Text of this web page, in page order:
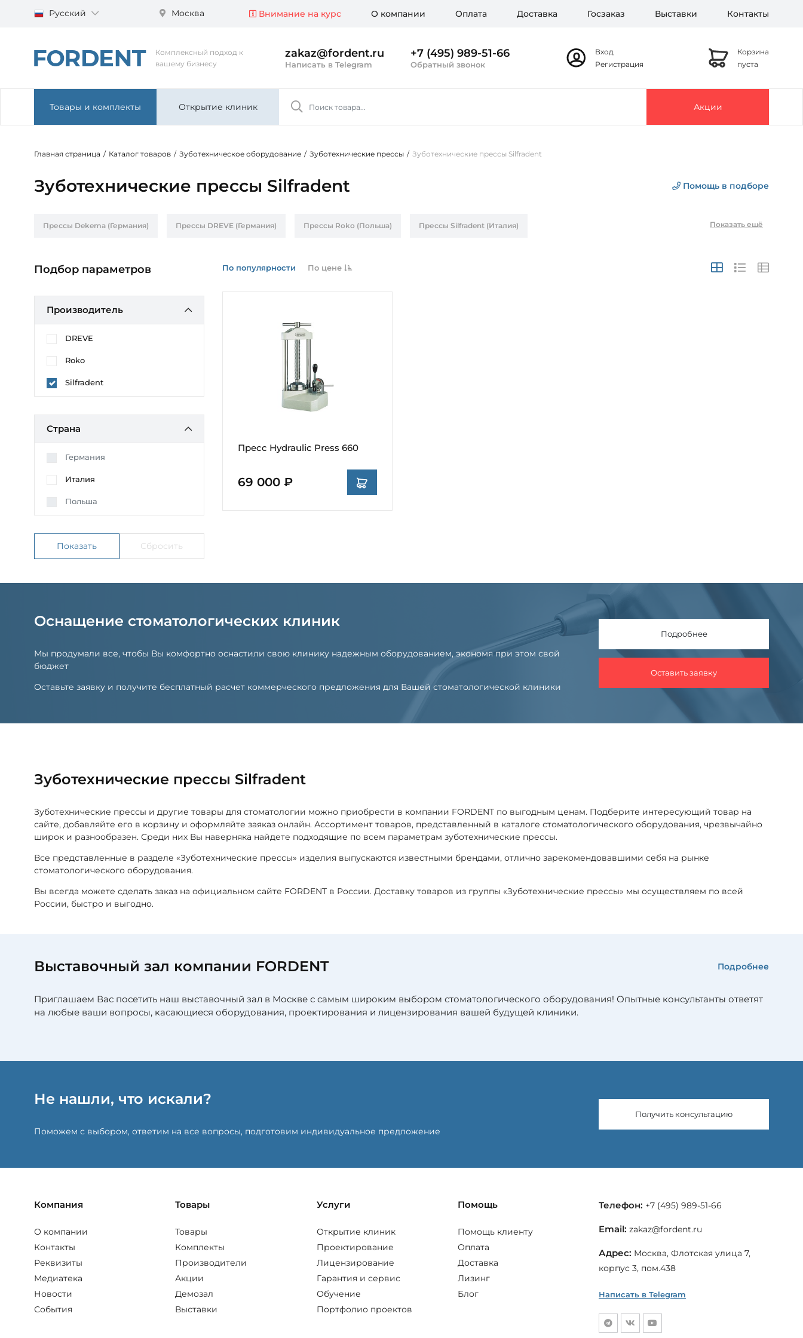
Русский Москва Внимание на курс О компании Оплата Доставка Госзаказ Выставки Контакты
Комплексный подход к
вашему бизнесу
zakaz@fordent.ru
Написать в Telegram
+7 (495) 989-51-66
Обратный звонок
Вход
Регистрация
Корзина
пуста
Товары и комплекты Открытие клиник Акции
Главная страница / Каталог товаров / Зуботехническое оборудование / Зуботехнические прессы / Зуботехнические прессы Silfradent
Зуботехнические прессы Silfradent Помощь в подборе
Прессы Dekema (Германия) Прессы DREVE (Германия) Прессы Roko (Польша) Прессы Silfradent (Италия) Показать ещё
Подбор параметров
Производитель
DREVE
Roko
Silfradent
Страна
Германия
Италия
Польша
По популярности По цене
Пресс Hydraulic Press 660
69 000 ₽
Оснащение стоматологических клиник
Мы продумали все, чтобы Вы комфортно оснастили свою клинику надежным оборудованием, экономя при этом свой
бюджет
Оставьте заявку и получите бесплатный расчет коммерческого предложения для Вашей стоматологической клиники
Подробнее
Оставить заявку
Зуботехнические прессы Silfradent
Зуботехнические прессы и другие товары для стоматологии можно приобрести в компании FORDENT по выгодным ценам. Подберите интересующий товар на
сайте, добавляйте его в корзину и оформляйте заяказ онлайн. Ассортимент товаров, представленный в каталоге стоматологического оборудования, чрезвычайно
широк и разнообразен. Среди них Вы наверняка найдете подходящие по всем параметрам зуботехнические прессы.
Все представленные в разделе «Зуботехнические прессы» изделия выпускаются известными брендами, отлично зарекомендовавшими себя на рынке
стоматологического оборудования.
Вы всегда можете сделать заказ на официальном сайте FORDENT в России. Доставку товаров из группы «Зуботехнические прессы» мы осуществляем по всей
России, быстро и выгодно.
Выставочный зал компании FORDENT Подробнее
Приглашаем Вас посетить наш выставочный зал в Москве с самым широким выбором стоматологического оборудования! Опытные консультанты ответят
на любые ваши вопросы, касающиеся оборудования, проектирования и лицензирования вашей будущей клиники.
Не нашли, что искали?
Поможем с выбором, ответим на все вопросы, подготовим индивидуальное предложение
Получить консультацию
Компания
О компании
Контакты
Реквизиты
Медиатека
Новости
События
Товары
Товары
Комплекты
Производители
Акции
Демозал
Выставки
Услуги
Открытие клиник
Проектирование
Лицензирование
Гарантия и сервис
Обучение
Портфолио проектов
Помощь
Помощь клиенту
Оплата
Доставка
Лизинг
Блог
Телефон: +7 (495) 989-51-66
Email: zakaz@fordent.ru
Адрес: Москва, Флотская улица 7,
корпус 3, пом.438
Написать в Telegram